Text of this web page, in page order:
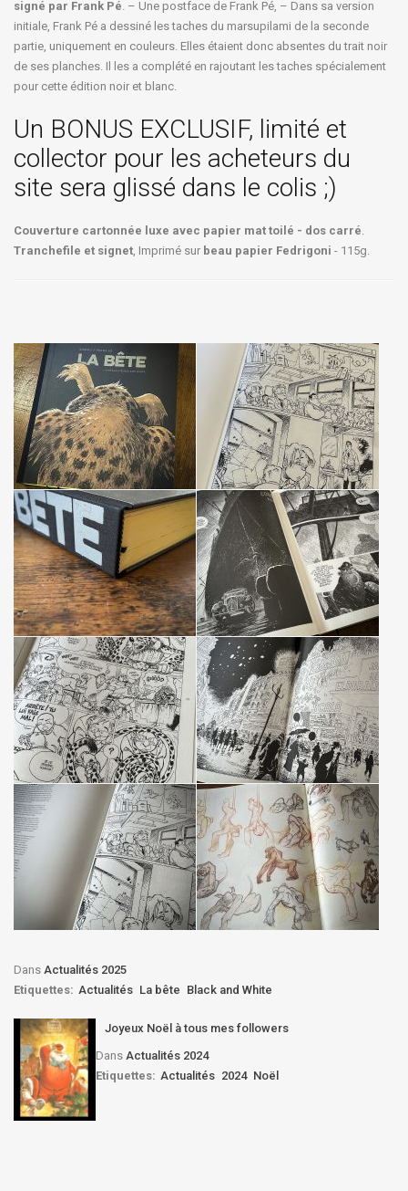
signé par Frank Pé . – Une postface de Frank Pé, – Dans sa version
initiale, Frank Pé a dessiné les taches du marsupilami de la seconde
partie, uniquement en couleurs. Elles étaient donc absentes du trait noir
de ses planches. Il les a complété en rajoutant les taches spécialement
pour cette édition noir et blanc.
Un BONUS EXCLUSIF, limité et
collector pour les acheteurs du
site sera glissé dans le colis ;)
Couverture cartonnée luxe avec papier mat toilé - dos carré
Tranchefile et signet , Imprimé sur beau papier Fedrigoni - 115g.
Dans Actualités 2025
Etiquettes: Actualités La bête Black and White
Joyeux Noël à tous mes followers
Dans Actualités 2024
Etiquettes: Actualités 2024 Noël